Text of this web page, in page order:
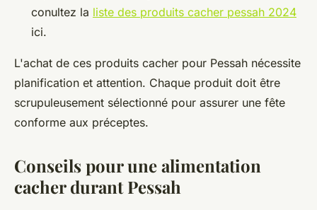
conultez la liste des produits cacher pessah 2024
ici.
L'achat de ces produits cacher pour Pessah nécessite
planification et attention. Chaque produit doit être
scrupuleusement sélectionné pour assurer une fête
conforme aux préceptes.
Conseils pour une alimentation
cacher durant Pessah